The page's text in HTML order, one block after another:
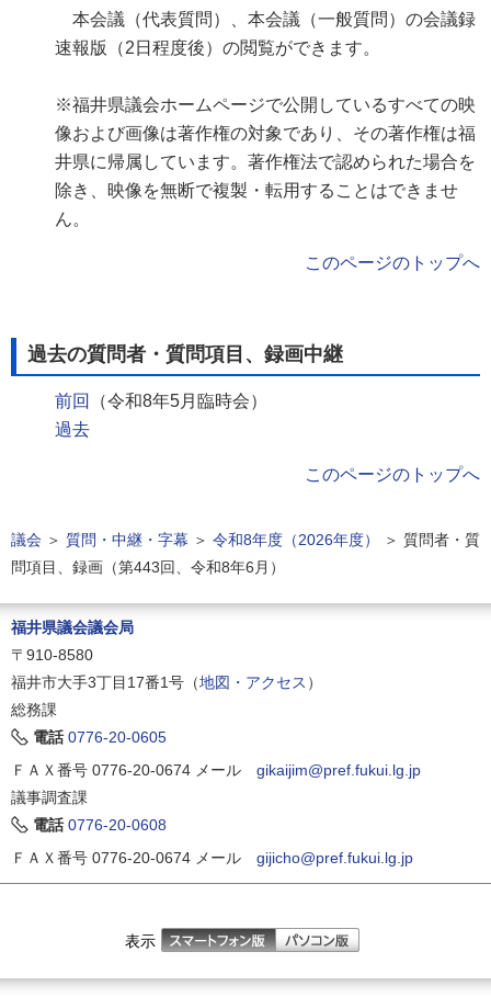
本会議（代表質問）、本会議（一般質問）の会議録
速報版（2日程度後）の閲覧ができます。
※福井県議会ホームページで公開しているすべての映
像および画像は著作権の対象であり、その著作権は福
井県に帰属しています。著作権法で認められた場合を
除き、映像を無断で複製・転用することはできませ
ん。
このページのトップへ
過去の質問者・質問項目、録画中継
前回
（令和8年5月臨時会）
過去
このページのトップへ
議会 ＞ 質問・中継・字幕 ＞ 令和8年度（2026年度） ＞ 質問者・質
問項目、録画（第443回、令和8年6月）
福井県議会議会局
〒910-8580
福井市大手3丁目17番1号（地図・アクセス ）
総務課
電話 0776-20-0605
ＦＡＸ番号 0776-20-0674 メール gikaijim@pref.fukui.lg.jp
議事調査課
電話 0776-20-0608
ＦＡＸ番号 0776-20-0674 メール gijicho@pref.fukui.lg.jp
表示